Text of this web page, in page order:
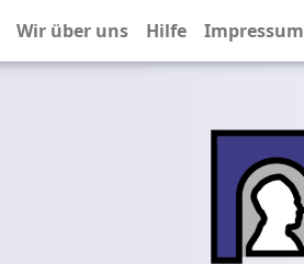
Wir über uns Hilfe Impressum